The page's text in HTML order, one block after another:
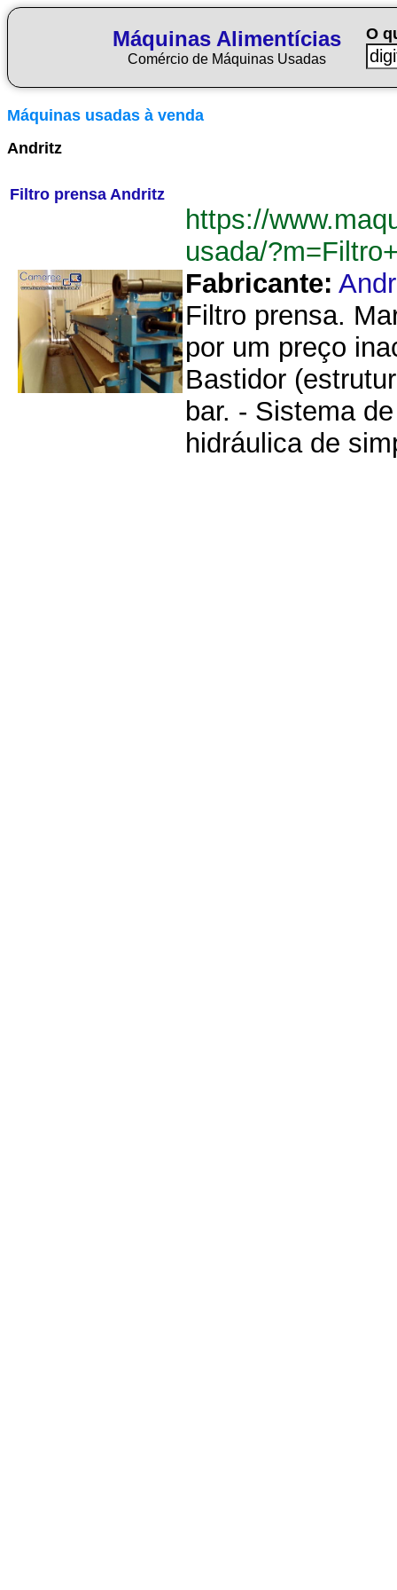
Máquinas Alimentícias
Comércio de Máquinas Usadas
O
Máquinas usadas à venda
Andritz
Filtro prensa Andritz
https://
usada/
Fabricante:
Filtro prensa.
por um preço
Bastidor
bar. - Sistema
hidráulica de